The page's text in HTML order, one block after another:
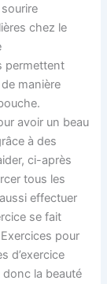
chez le
permettent
manière
avoir un beau
à des
ci-après
tous les
effectuer
se fait
pour
d’exercice
la beauté